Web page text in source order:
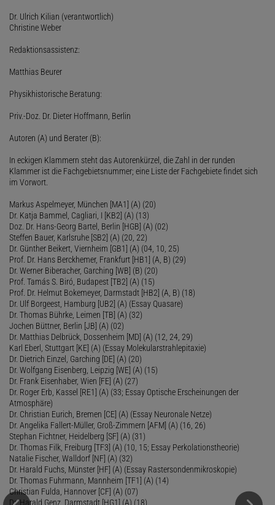
Dr. Ulrich Kilian (verantwortlich)
Christine Weber
Redaktionsassistenz:
Matthias Beurer
Physikhistorische Beratung:
Priv.-Doz. Dr. Dieter Hoffmann, Berlin
Autoren (A) und Berater (B):
In eckigen Klammern steht das Autorenkürzel, die Zahl in der runden
Klammer ist die Fachgebietsnummer; eine Liste der Fachgebiete findet sich
im Vorwort.
Markus Aspelmeyer, München [MA1] (A) (20)
Dr. Katja Bammel, Cagliari, I [KB2] (A) (13)
Doz. Dr. Hans-Georg Bartel, Berlin [HGB] (A) (02)
Steffen Bauer, Karlsruhe [SB2] (A) (20, 22)
Dr. Günther Beikert, Viernheim [GB1] (A) (04, 10, 25)
Prof. Dr. Hans Berckhemer, Frankfurt [HB1] (A, B) (29)
Dr. Werner Biberacher, Garching [WB] (B) (20)
Prof. Tamás S. Biró, Budapest [TB2] (A) (15)
Prof. Dr. Helmut Bokemeyer, Darmstadt [HB2] (A, B) (18)
Dr. Ulf Borgeest, Hamburg [UB2] (A) (Essay Quasare)
Dr. Thomas Bührke, Leimen [TB] (A) (32)
Jochen Büttner, Berlin [JB] (A) (02)
Dr. Matthias Delbrück, Dossenheim [MD] (A) (12, 24, 29)
Karl Eberl, Stuttgart [KE] (A) (Essay Molekularstrahlepitaxie)
Dr. Dietrich Einzel, Garching [DE] (A) (20)
Dr. Wolfgang Eisenberg, Leipzig [WE] (A) (15)
Dr. Frank Eisenhaber, Wien [FE] (A) (27)
Dr. Roger Erb, Kassel [RE1] (A) (33; Essay Optische Erscheinungen der
Atmosphäre)
Dr. Christian Eurich, Bremen [CE] (A) (Essay Neuronale Netze)
Dr. Angelika Fallert-Müller, Groß-Zimmern [AFM] (A) (16, 26)
Stephan Fichtner, Heidelberg [SF] (A) (31)
Dr. Thomas Filk, Freiburg [TF3] (A) (10, 15; Essay Perkolationstheorie)
Natalie Fischer, Walldorf [NF] (A) (32)
Dr. Harald Fuchs, Münster [HF] (A) (Essay Rastersondenmikroskopie)
Dr. Thomas Fuhrmann, Mannheim [TF1] (A) (14)
Christian Fulda, Hannover [CF] (A) (07)
Dr. Harald Genz, Darmstadt [HG1] (A) (18)